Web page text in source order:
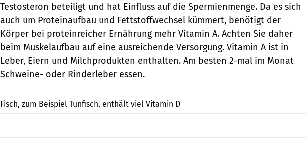
Testosteron beteiligt und hat Einfluss auf die Spermienmenge. Da es sich
auch um Proteinaufbau und Fettstoffwechsel kümmert, benötigt der
Körper bei proteinreicher Ernährung mehr Vitamin A. Achten Sie daher
beim Muskelaufbau auf eine ausreichende Versorgung. Vitamin A ist in
Leber, Eiern und Milchprodukten enthalten. Am besten 2-mal im Monat
Schweine- oder Rinderleber essen.
Fisch, zum Beispiel Tunfisch, enthält viel Vitamin D